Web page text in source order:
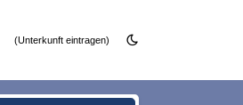
(Unterkunft eintragen)